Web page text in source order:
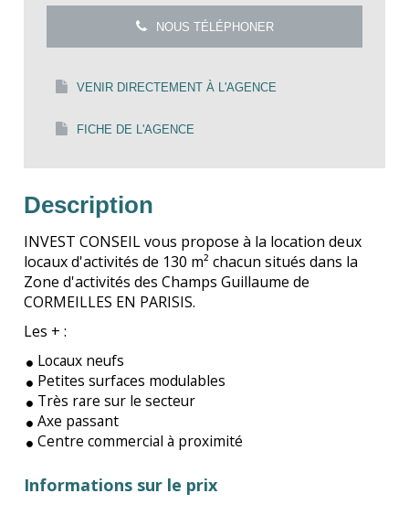
NOUS TÉLÉPHONER
VENIR DIRECTEMENT À L'AGENCE
FICHE DE L'AGENCE
Description
INVEST CONSEIL vous propose à la location deux
locaux d'activités de 130 m² chacun situés dans la
Zone d'activités des Champs Guillaume de
CORMEILLES EN PARISIS.
Les + :
Locaux neufs
Petites surfaces modulables
Très rare sur le secteur
Axe passant
Centre commercial à proximité
Informations sur le prix